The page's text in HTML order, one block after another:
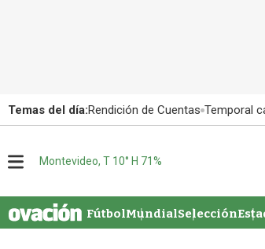
Temas del día:Rendición de Cuentas Temporal
u
Montevideo, T 10° H 71%
FútbolMundialSelección